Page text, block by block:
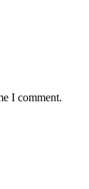
I comment.